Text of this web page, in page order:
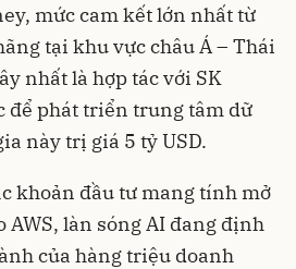
mức cam kết lớn nhất từ
tại khu vực châu Á – Thái
nhất là hợp tác với SK
để phát triển trung tâm dữ
này trị giá 5 tỷ USD.
khoản đầu tư mang tính mở
AWS, làn sóng AI đang định
của hàng triệu doanh